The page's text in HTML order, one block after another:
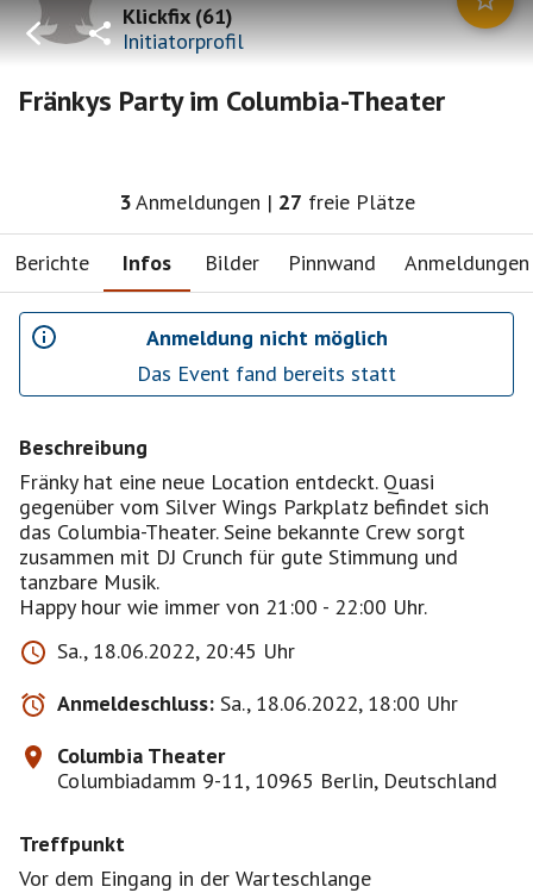
Klickfix(61)
Initiatorprofil
Fränkys Party im Columbia-Theater
3Anmeldungen | 27 freie Plätze
Berichte Infos Bilder Pinnwand Anmeldungen
Anmeldung nicht möglich
Das Event fand bereits statt
Beschreibung
Fränky hat eine neue Location entdeckt. Quasi
gegenüber vom Silver Wings Parkplatz befindet sich
das Columbia-Theater. Seine bekannte Crew sorgt
zusammen mit DJ Crunch für gute Stimmung und
tanzbare Musik.
Happy hour wie immer von 21:00 - 22:00 Uhr.
Sa., 18.06.2022, 20:45 Uhr
Anmeldeschluss: Sa., 18.06.2022, 18:00 Uhr
Columbia Theater
Columbiadamm 9-11, 10965 Berlin, Deutschland
Treffpunkt
Vor dem Eingang in der Warteschlange